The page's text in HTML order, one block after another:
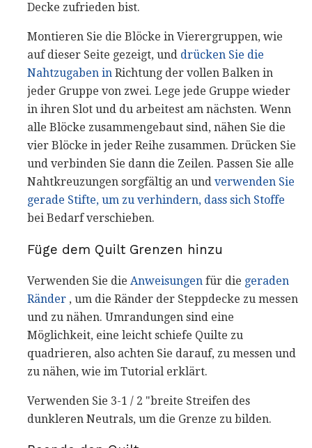
Decke zufrieden bist.
Montieren Sie die Blöcke in Vierergruppen, wie
auf dieser Seite gezeigt, und drücken Sie die
Nahtzugaben in Richtung der vollen Balken in
jeder Gruppe von zwei. Lege jede Gruppe wieder
in ihren Slot und du arbeitest am nächsten. Wenn
alle Blöcke zusammengebaut sind, nähen Sie die
vier Blöcke in jeder Reihe zusammen. Drücken Sie
und verbinden Sie dann die Zeilen. Passen Sie alle
Nahtkreuzungen sorgfältig an und verwenden Sie
gerade Stifte, um zu verhindern, dass sich Stoffe
bei Bedarf verschieben.
Füge dem Quilt Grenzen hinzu
Verwenden Sie die Anweisungen für die geraden
Ränder , um die Ränder der Steppdecke zu messen
und zu nähen. Umrandungen sind eine
Möglichkeit, eine leicht schiefe Quilte zu
quadrieren, also achten Sie darauf, zu messen und
zu nähen, wie im Tutorial erklärt.
Verwenden Sie 3-1 / 2 "breite Streifen des
dunkleren Neutrals, um die Grenze zu bilden.